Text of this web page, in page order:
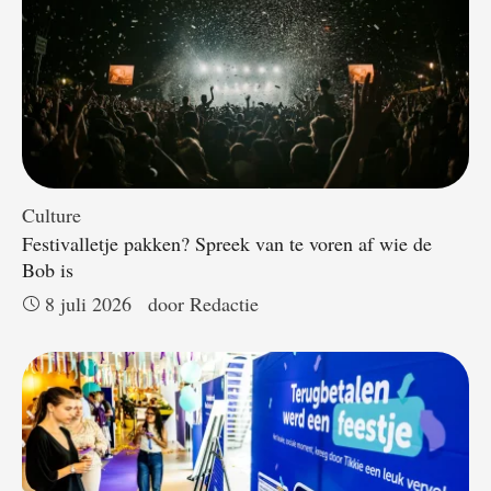
Culture
Festivalletje pakken? Spreek van te voren af wie de
Bob is
8 juli 2026
door Redactie